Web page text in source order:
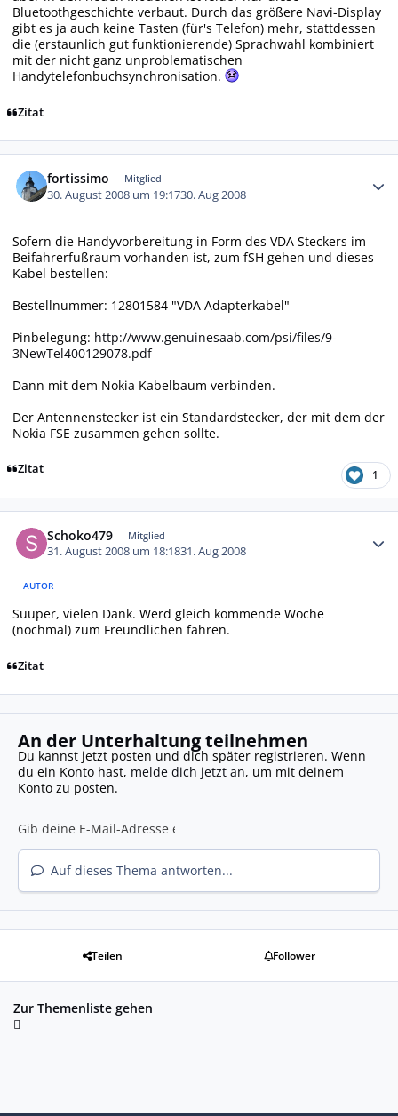
Bluetoothgeschichte verbaut. Durch das größere Navi-Display
gibt es ja auch keine Tasten (für's Telefon) mehr, stattdessen
die (erstaunlich gut funktionierende) Sprachwahl kombiniert
mit der nicht ganz unproblematischen
Handytelefonbuchsynchronisation.
Zitat
fortissimo Mitglied
30. August 2008 um 19:1730. Aug 2008
Sofern die Handyvorbereitung in Form des VDA Steckers im
Beifahrerfußraum vorhanden ist, zum fSH gehen und dieses
Kabel bestellen:
Bestellnummer: 12801584 "VDA Adapterkabel"
Pinbelegung: http://www.genuinesaab.com/psi/files/9-
3NewTel400129078.pdf
Dann mit dem Nokia Kabelbaum verbinden.
Der Antennenstecker ist ein Standardstecker, der mit dem der
Nokia FSE zusammen gehen sollte.
Zitat 1
Schoko479 Mitglied
31. August 2008 um 18:1831. Aug 2008
AUTOR
Suuper, vielen Dank. Werd gleich kommende Woche
(nochmal) zum Freundlichen fahren.
Zitat
An der Unterhaltung teilnehmen
Du kannst jetzt posten und dich später registrieren. Wenn
du ein Konto hast, melde dich jetzt an, um mit deinem
Konto zu posten.
Auf dieses Thema antworten...
Teilen Follower
Zur Themenliste gehen